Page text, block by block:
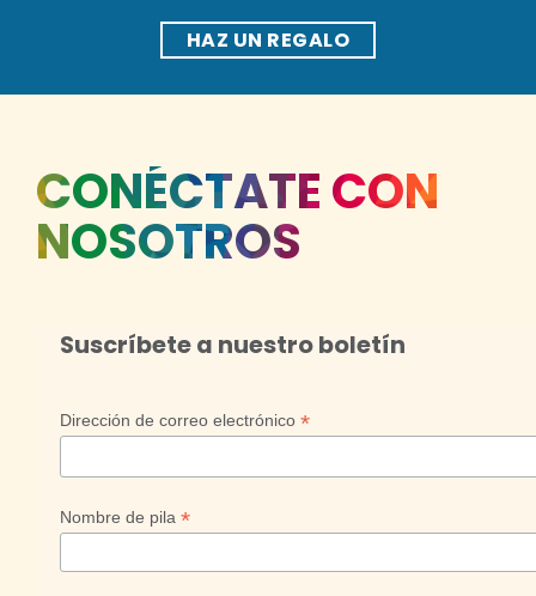
HAZ UN REGALO
CONÉCTATE CON
NOSOTROS
Suscríbete a nuestro boletín
Dirección de correo electrónico *
Nombre de pila *